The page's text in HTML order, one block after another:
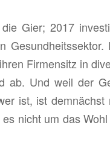
Gier; 2017
Fir­men­sitz in
ab. Und weil der
ist, ist
nicht um das